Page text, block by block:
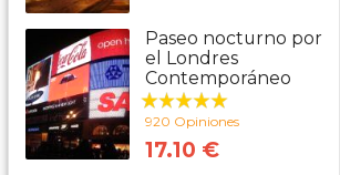
Paseo nocturno por
el Londres
Contemporáneo
920 Opiniones
17.10 €